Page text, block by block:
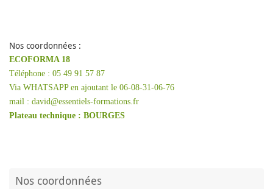
Nos coordonnées :
ECOFORMA 18
Téléphone : 05 49 91 57 87
Via WHATSAPP en ajoutant le 06-08-31-06-76
mail : david@essentiels-formations.fr
Plateau technique : BOURGES
Nos coordonnées